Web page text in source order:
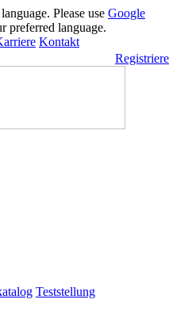
Please use Google
preferred language.
Kontakt
Teststellung